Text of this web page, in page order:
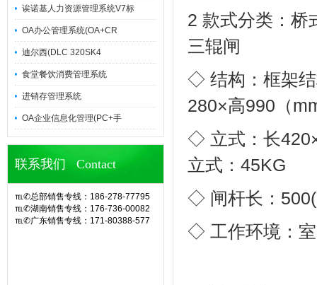
诶诺基人力资源管理系统V7标
OA办公管理系统(OA+CR
迪尔西(DLC 320SK4
食堂餐饮消费管理系统
进销存管理系统
OA企业信息化管理(PC+手
联系我们 Contact
℡✆总部销售专线：186-278-77795
℡✆湖南销售专线：176-736-00082
℡✆广东销售专线：171-80388-577
2 款式分类：桥
三辊闸
◇ 结构：框架
280×高990（
◇ 立式：长
立式：45KG
◇ 闸杆长：
◇ 工作环境：